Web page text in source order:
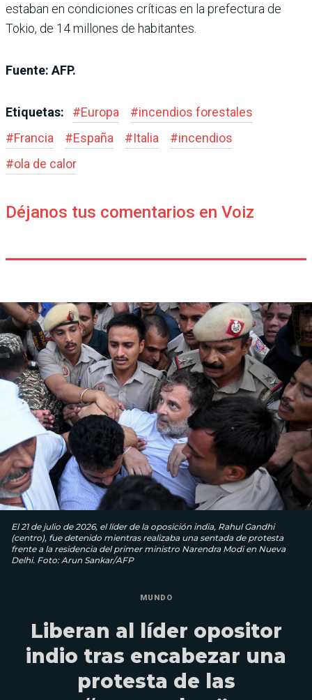
estaban en condiciones críticas en la prefectura de
Tokio, de 14 millones de habitantes.
Fuente: AFP.
Etiquetas: #Europa #incendios forestales
#Francia #España #Italia #incendios
#ola de calor
Déjanos tus comentarios en Voiz
El 21 de julio de 2026, el líder de la oposición india, Rahul Gandhi
(centro), fue detenido mientras realizaba una sentada de protesta
frente a la residencia del primer ministro Narendra Modi en Nueva
Delhi. Foto: Arun Sankar/AFP
MUNDO
Liberan al líder opositor
indio tras encabezar una
protesta de las